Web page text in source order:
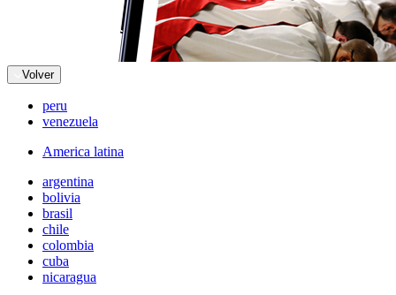
Volver
peru
venezuela
America latina
argentina
bolivia
brasil
chile
colombia
cuba
nicaragua